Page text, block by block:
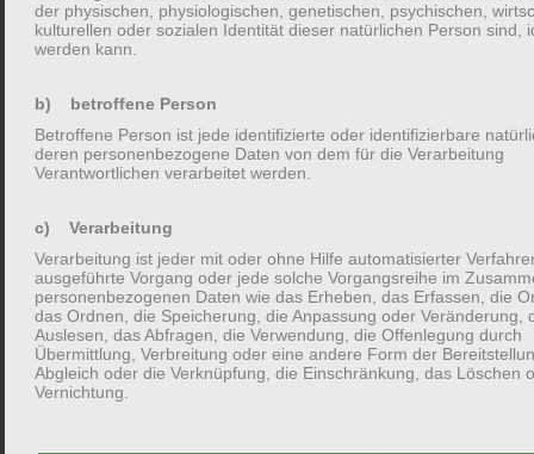
Name, E-Mail-Adresse und Website in diesem Browser
der physischen, physiologischen, genetischen, psychischen,
kulturellen oder sozialen Identität dieser natürlichen Person sind,
werden kann.
b) betroffene Person
Betroffene Person ist jede identifizierte oder identifizierbare
deren personenbezogene Daten von dem für die Verarbeitung
Verantwortlichen verarbeitet werden.
c) Verarbeitung
Verarbeitung ist jeder mit oder ohne Hilfe automatisierter
ausgeführte Vorgang oder jede solche Vorgangsreihe im
personenbezogenen Daten wie das Erheben, das Erfassen, die
das Ordnen, die Speicherung, die Anpassung oder Veränderung,
Auslesen, das Abfragen, die Verwendung, die Offenlegung durch
Übermittlung, Verbreitung oder eine andere Form der
Abgleich oder die Verknüpfung, die Einschränkung, das Löschen
Vernichtung.